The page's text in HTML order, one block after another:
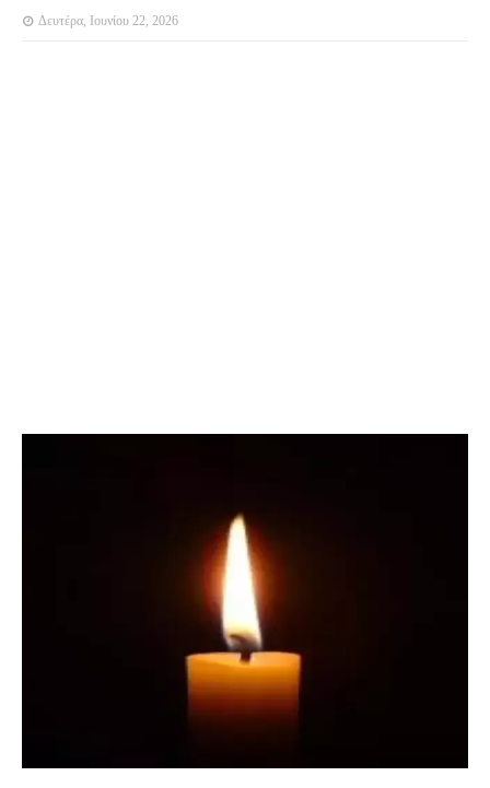
Δευτέρα, Ιουνίου 22, 2026